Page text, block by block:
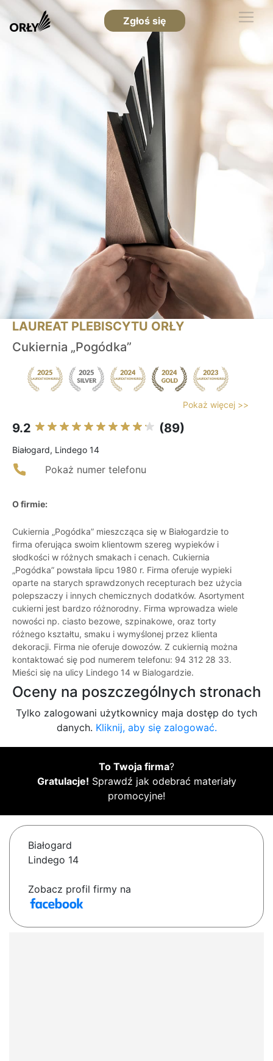
Zgłoś się
LAUREAT PLEBISCYTU ORŁY
Cukiernia „Pogódka”
Pokaż więcej >>
9.2 (89)
Białogard, Lindego 14
Pokaż numer telefonu
O firmie:
Cukiernia „Pogódka” mieszcząca się w Białogardzie to
firma oferująca swoim klientowm szereg wypieków i
słodkości w różnych smakach i cenach. Cukiernia
„Pogódka” powstała lipcu 1980 r. Firma oferuje wypieki
oparte na starych sprawdzonych recepturach bez użycia
polepszaczy i innych chemicznych dodatków. Asortyment
cukierni jest bardzo różnorodny. Firma wprowadza wiele
nowości np. ciasto bezowe, szpinakowe, oraz torty
różnego kształtu, smaku i wymyślonej przez klienta
dekoracji. Firma nie oferuje dowozów. Z cukiernią można
kontaktować się pod numerem telefonu: 94 312 28 33.
Mieści się na ulicy Lindego 14 w Bialogardzie.
Oceny na poszczególnych stronach
Tylko zalogowani użytkownicy maja dostęp do tych
danych. Kliknij, aby się zalogować.
To Twoja firma?
Gratulacje! Sprawdź jak odebrać materiały
promocyjne!
Białogard
Lindego 14
Zobacz profil firmy na